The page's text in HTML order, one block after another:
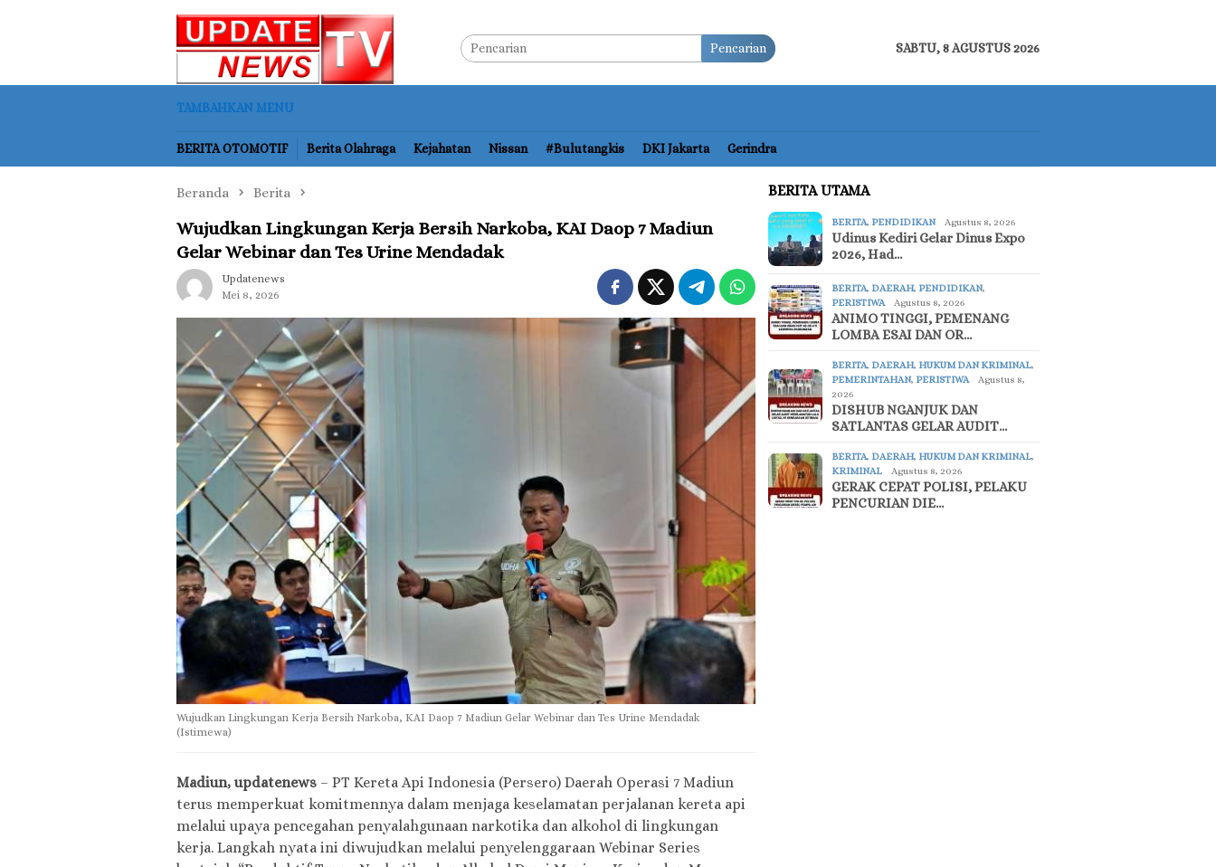
Pencarian SABTU, 8 AGUSTUS 2026
TAMBAHKAN MENU
BERITA OTOMOTIF Berita Olahraga Kejahatan Nissan #bulutangkis DKI Jakarta Gerindra
Beranda Berita
Wujudkan Lingkungan Kerja Bersih Narkoba, KAI Daop 7 Madiun
Gelar Webinar dan Tes Urine Mendadak
Updatenews
Mei 8, 2026
Wujudkan Lingkungan Kerja Bersih Narkoba, KAI Daop 7 Madiun Gelar Webinar dan Tes Urine Mendadak
(Istimewa)
Madiun, updatenews – PT Kereta Api Indonesia (Persero) Daerah Operasi 7 Madiun
terus memperkuat komitmennya dalam menjaga keselamatan perjalanan kereta api
melalui upaya pencegahan penyalahgunaan narkotika dan alkohol di lingkungan
kerja. Langkah nyata ini diwujudkan melalui penyelenggaraan Webinar Series
BERITA UTAMA
BERITA, PENDIDIKAN Agustus 8, 2026
Udinus Kediri Gelar Dinus Expo
2026, Had…
BERITA, DAERAH, PENDIDIKAN,
PERISTIWA
Agustus 8, 2026
ANIMO TINGGI, PEMENANG
LOMBA ESAI DAN OR…
BERITA, DAERAH, HUKUM DAN KRIMINAL,
PEMERINTAHAN, PERISTIWA
Agustus 8,
2026
DISHUB NGANJUK DAN
SATLANTAS GELAR AUDIT…
BERITA, DAERAH, HUKUM DAN KRIMINAL,
KRIMINAL
Agustus 8, 2026
GERAK CEPAT POLISI, PELAKU
PENCURIAN DIE…